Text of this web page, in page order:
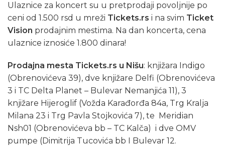
Ulaznice za koncert su u pretprodaji povoljnije po
ceni od 1.500 rsd u mreži Tickets.rs i na svim Ticket
Vision prodajnim mestima. Na dan koncerta, cena
ulaznice iznosiće 1.800 dinara!
Prodajna mesta Tickets.rs u Nišu: knjižara Indigo
(Obrenovićeva 39), dve knjižare Delfi (Obrenovićeva
3 i TC Delta Planet – Bulevar Nemanjića 11), 3
knjižare Hijeroglif (Vožda Karađorđa 84a, Trg Kralja
Milana 23 i Trg Pavla Stojkovića 7), te Meridian
Nsh01 (Obrenovićeva bb – TC Kalča) i dve OMV
pumpe (Dimitrija Tucovića bb I Bulevar 12.